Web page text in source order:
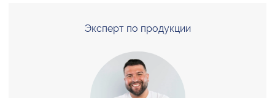
Эксперт по продукции